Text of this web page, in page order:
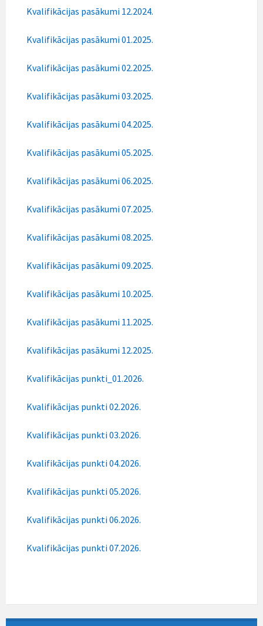
Kvalifikācijas pasākumi 12.2024.
Kvalifikācijas pasākumi 01.2025.
Kvalifikācijas pasākumi 02.2025.
Kvalifikācijas pasākumi 03.2025.
Kvalifikācijas pasākumi 04.2025.
Kvalifikācijas pasākumi 05.2025.
Kvalifikācijas pasākumi 06.2025.
Kvalifikācijas pasākumi 07.2025.
Kvalifikācijas pasākumi 08.2025.
Kvalifikācijas pasākumi 09.2025.
Kvalifikācijas pasākumi 10.2025.
Kvalifikācijas pasākumi 11.2025.
Kvalifikācijas pasākumi 12.2025.
Kvalifikācijas punkti_01.2026.
Kvalifikācijas punkti 02.2026.
Kvalifikācijas punkti 03.2026.
Kvalifikācijas punkti 04.2026.
Kvalifikācijas punkti 05.2026.
Kvalifikācijas punkti 06.2026.
Kvalifikācijas punkti 07.2026.